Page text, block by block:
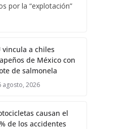
por la “explotación”
vincula a chiles
de México con
de salmonela
agosto, 2026
causan el
de los accidentes